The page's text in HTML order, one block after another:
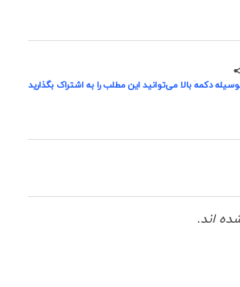
دکمه بالا می‌توانید این مطلب را به اشتراک بگذارید
اند.